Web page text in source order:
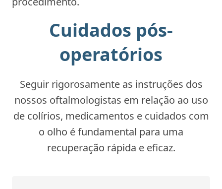
Cuidados pós-
operatórios
Seguir rigorosamente as instruções dos
nossos oftalmologistas em relação ao uso
de colírios, medicamentos e cuidados com
o olho é fundamental para uma
recuperação rápida e eficaz.